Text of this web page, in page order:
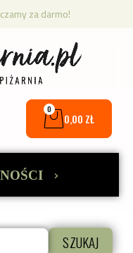
za darmo!
0,00 ZŁ
0
›
SZUKAJ